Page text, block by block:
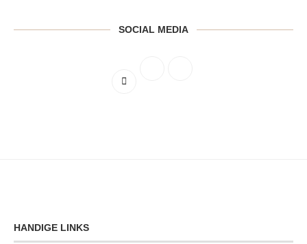
SOCIAL MEDIA
HANDIGE LINKS